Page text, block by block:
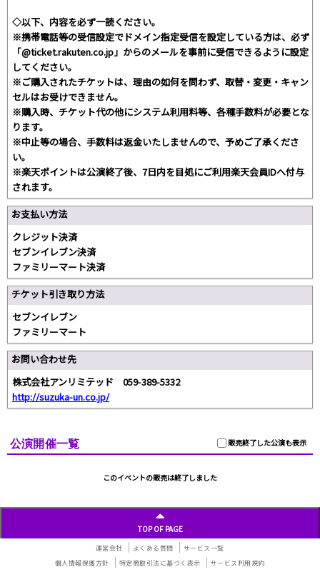
◇以下、内容を必ず一読ください。
※携帯電話等の受信設定でドメイン指定受信を設定している方は、必ず
「@ticket.rakuten.co.jp」からのメールを事前に受信できるように設定
してください。
※ご購入されたチケットは、理由の如何を問わず、取替・変更・キャン
セルはお受けできません。
※購入時、チケット代の他にシステム利用料等、各種手数料が必要とな
ります。
※中止等の場合、手数料は返金いたしませんので、予めご了承くださ
い。
※楽天ポイントは公演終了後、7日内を目処にご利用楽天会員IDへ付与
されます。
お支払い方法
クレジット決済
セブンイレブン決済
ファミリーマート決済
チケット引き取り方法
セブンイレブン
ファミリーマート
お問い合わせ先
株式会社アンリミテッド 059-389-5332
http://suzuka-un.co.jp/
販売終了した公演も表示
公演開催一覧
このイベントの販売は終了しました
TOP OF PAGE
運営会社 よくある質問
サービス一覧
個人情報保護方針
特定商取引法に基づく表示 サービス利用規約